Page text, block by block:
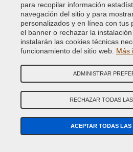
Código de Color Original :
Código de Producto:VC-
NEW HOLLAND BLUE
Código de Color Original :
Código de Producto:VC-
para recopilar información
navegación del sitio y para
personalizados y en línea con tus
el banner o rechazar la
instalarán las cookies técnicas
funcionamiento del sitio web. Más
ADMINISTRAR
RECHAZAR TODAS
ACEPTAR TODAS LAS